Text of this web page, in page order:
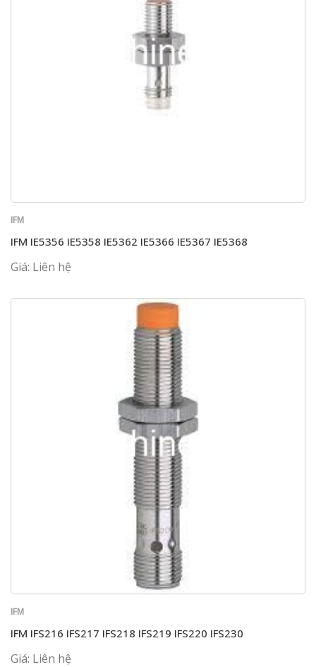
IFM
IFM IE5356 IE5358 IE5362 IE5366 IE5367 IE5368
Giá: Liên hệ
IFM
IFM IFS216 IFS217 IFS218 IFS219 IFS220 IFS230
Giá: Liên hệ